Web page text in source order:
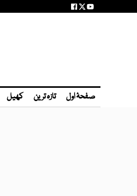
صفحۂ اول تازہ ترین کھیل